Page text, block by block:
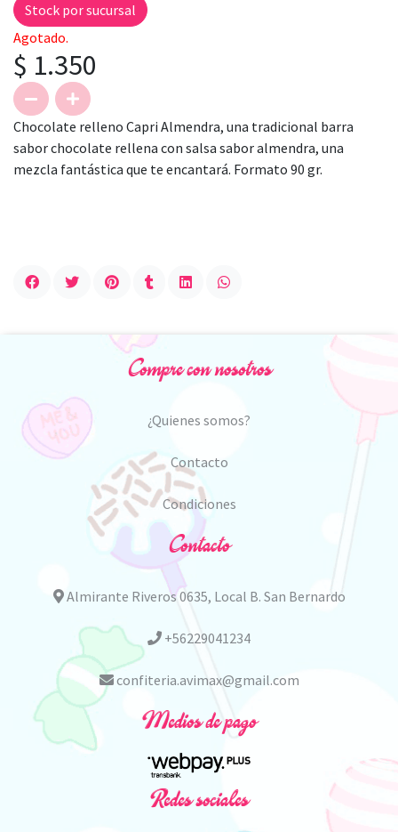
Stock por sucursal
Agotado.
$ 1.350
Chocolate relleno Capri Almendra, una tradicional barra
sabor chocolate rellena con salsa sabor almendra, una
mezcla fantástica que te encantará. Formato 90 gr.
Compre con nosotros
¿Quienes somos?
Contacto
Condiciones
Contacto
Almirante Riveros 0635, Local B. San Bernardo
+56229041234
confiteria.avimax@gmail.com
Medios de pago
Redes sociales